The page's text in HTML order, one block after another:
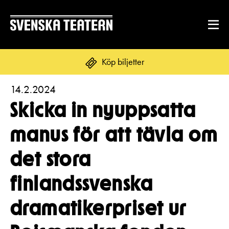
Köp biljetter
Suomi
REPERTOAR & BILJETTER
Repertoar
Kalender
Kundtjänst
Biljetter
DITT BESÖK
Mat & dryck
Publikarbete
Textning
GRUPPER & FÖRETAG
Grupper & teaterombud
OM SVENSKA TEATERN
Skicka in nyuppsatta
manus för att tävla om
det stora
finlandssvenska
dramatikerpriset ur
14.2.2024